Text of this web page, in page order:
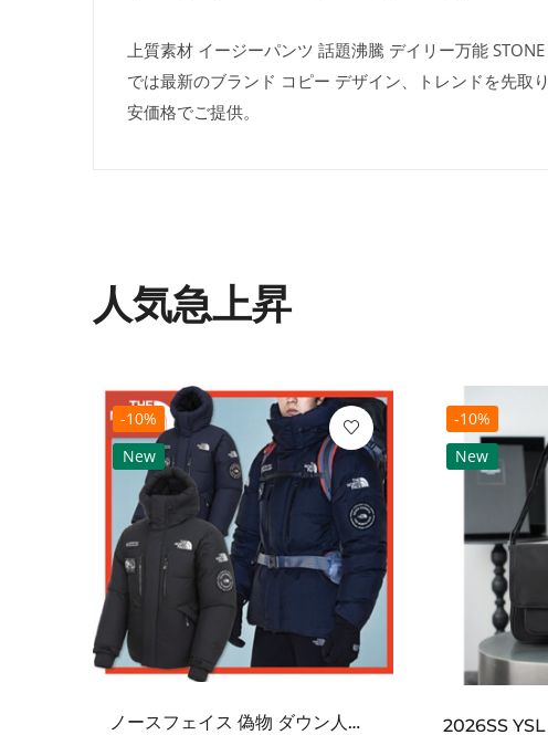
上質素材 イージーパンツ 話題沸騰 デイリー万能
では最新のブランド コピー デザイン、トレンドを先取
安価格でご提供。
人気急上昇
-10%
New
ノースフェイス 偽物 ダウン人気【THE NORTH FACE】M'S 7 SUMMIT HIM...
-10%
New